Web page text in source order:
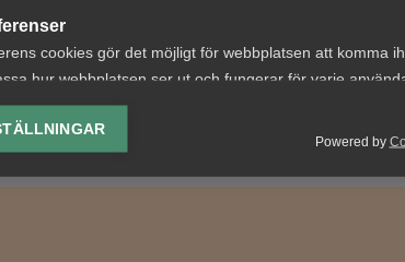
cookies gör det möjligt för webbplatsen att komma
hur webbplatsen ser ut och fungerar för varje
av vald valuta, region, språk eller färgschema.
cookies
Powered by
modellen”